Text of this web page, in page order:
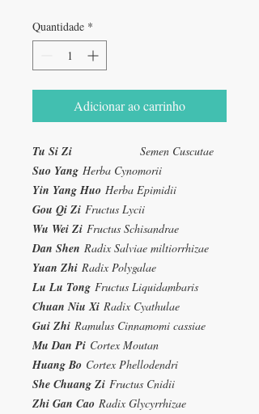
Quantidade *
Adicionar ao carrinho
Tu Si Zi Semen Cuscutae
Suo Yang Herba Cynomorii
Yin Yang Huo Herba Epimidii
Gou Qi Zi Fructus Lycii
Wu Wei Zi Fructus Schisandrae
Dan Shen Radix Salviae miltiorrhizae
Yuan Zhi Radix Polygalae
Lu Lu Tong Fructus Liquidambaris
Chuan Niu Xi Radix Cyathulae
Gui Zhi Ramulus Cinnamomi cassiae
Mu Dan Pi Cortex Moutan
Huang Bo Cortex Phellodendri
She Chuang Zi Fructus Cnidii
Zhi Gan Cao Radix Glycyrrhizae